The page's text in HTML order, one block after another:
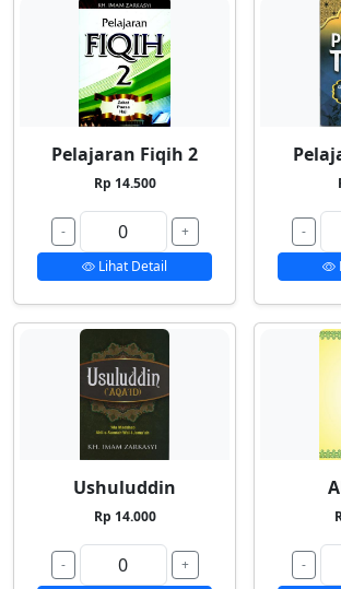
Pelajaran Fiqih 2
Rp 14.500
-
+
Lihat Detail
-
Ushuluddin
Rp 14.000
-
+
-